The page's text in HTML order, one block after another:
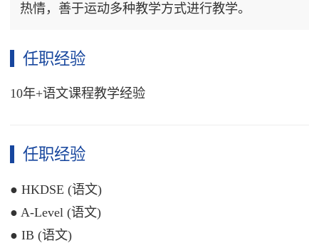
热情，善于运动多种教学方式进行教学。
任职经验
10年+语文课程教学经验
任职经验
● HKDSE (语文)
● A-Level (语文)
● IB (语文)